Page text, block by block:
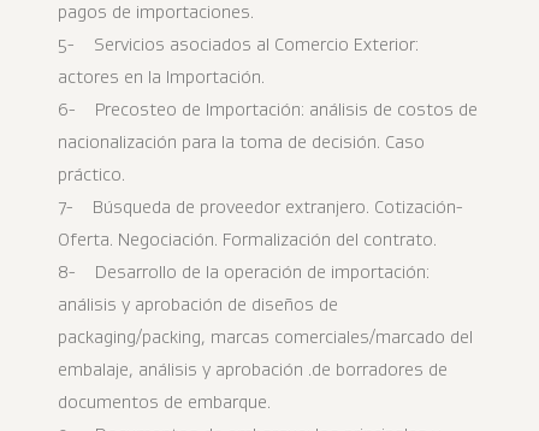
pagos de importaciones.
5- Servicios asociados al Comercio Exterior:
actores en la Importación.
6- Precosteo de Importación: análisis de costos de
nacionalización para la toma de decisión. Caso
práctico.
7- Búsqueda de proveedor extranjero. Cotización-
Oferta. Negociación. Formalización del contrato.
8- Desarrollo de la operación de importación:
análisis y aprobación de diseños de
packaging/packing, marcas comerciales/marcado del
embalaje, análisis y aprobación .de borradores de
documentos de embarque.